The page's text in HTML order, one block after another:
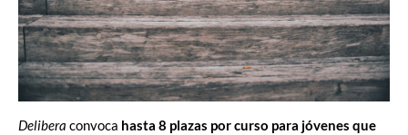
Delibera convoca hasta 8 plazas por curso para jóvenes que